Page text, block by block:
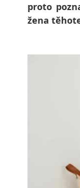
proto
žena